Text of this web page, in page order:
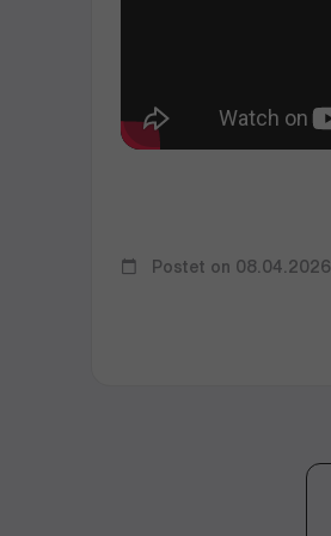
Postet on 08.04.2026